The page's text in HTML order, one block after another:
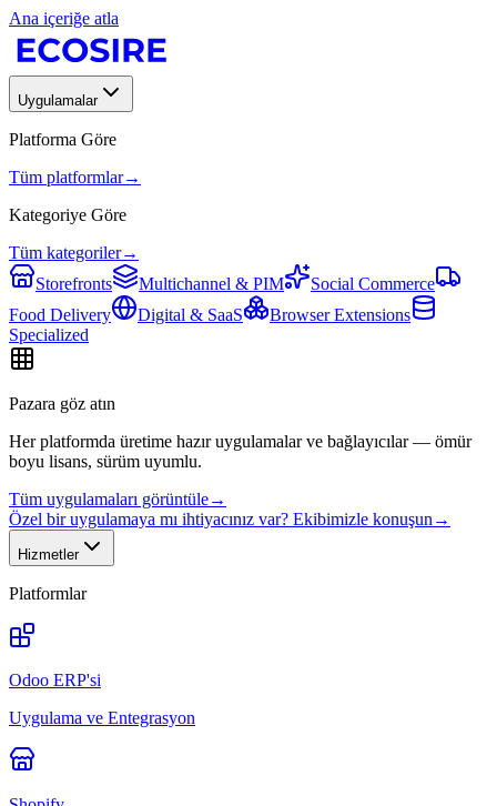
Ana içeriğe atla
Uygulamalar
Platforma Göre
Tüm platformlar→
Kategoriye Göre
Tüm kategoriler→
Storefronts
Multichannel & PIM
Social Commerce
Food Delivery
Digital & SaaS
Browser Extensions
Specialized
Pazara göz atın
Her platformda üretime hazır uygulamalar ve bağlayıcılar — ömür
boyu lisans, sürüm uyumlu.
Tüm uygulamaları görüntüle→
Özel bir uygulamaya mı ihtiyacınız var? Ekibimizle konuşun →
Hizmetler
Platformlar
Odoo ERP'si
Uygulama ve Entegrasyon